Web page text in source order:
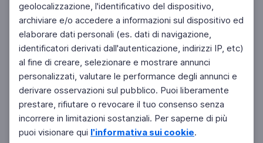
geolocalizzazione, l'identificativo del dispositivo,
archiviare e/o accedere a informazioni sul dispositivo ed
elaborare dati personali (es. dati di navigazione,
identificatori derivati dall'autenticazione, indirizzi IP, etc)
al fine di creare, selezionare e mostrare annunci
personalizzati, valutare le performance degli annunci e
derivare osservazioni sul pubblico. Puoi liberamente
prestare, rifiutare o revocare il tuo consenso senza
incorrere in limitazioni sostanziali. Per saperne di più
puoi visionare qui l'informativa sui cookie.